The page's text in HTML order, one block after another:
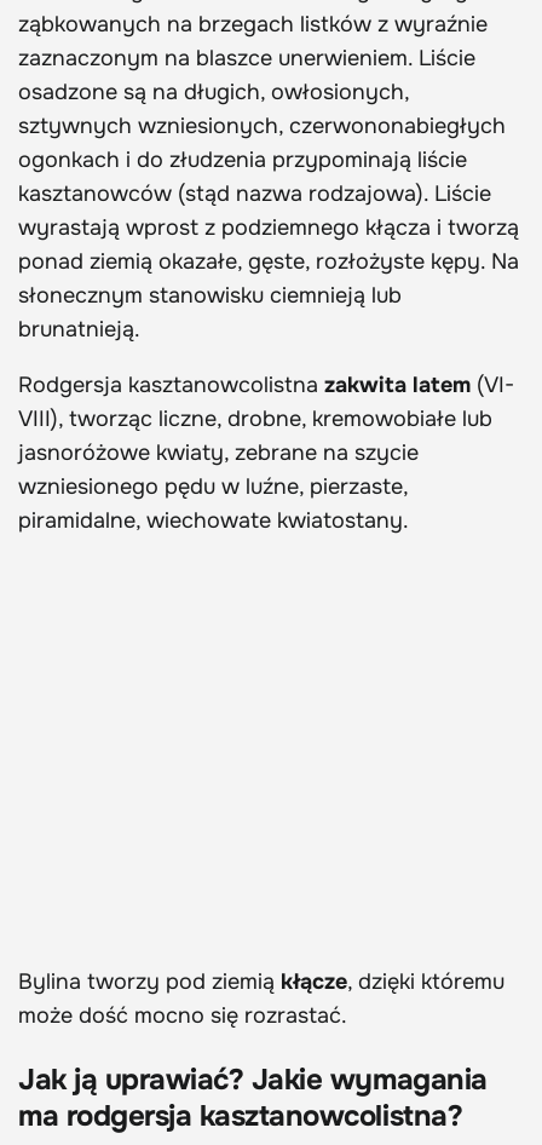
ząbkowanych na brzegach listków z wyraźnie
zaznaczonym na blaszce unerwieniem. Liście
osadzone są na długich, owłosionych,
sztywnych wzniesionych, czerwononabiegłych
ogonkach i do złudzenia przypominają liście
kasztanowców (stąd nazwa rodzajowa). Liście
wyrastają wprost z podziemnego kłącza i tworzą
ponad ziemią okazałe, gęste, rozłożyste kępy. Na
słonecznym stanowisku ciemnieją lub
brunatnieją.
Rodgersja kasztanowcolistna zakwita latem (VI-
VIII), tworząc liczne, drobne, kremowobiałe lub
jasnoróżowe kwiaty, zebrane na szycie
wzniesionego pędu w luźne, pierzaste,
piramidalne, wiechowate kwiatostany.
Bylina tworzy pod ziemią kłącze, dzięki któremu
może dość mocno się rozrastać.
Jak ją uprawiać? Jakie wymagania
ma rodgersja kasztanowcolistna?